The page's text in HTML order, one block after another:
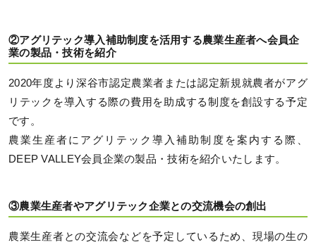
②アグリテック導入補助制度を活用する農業生産者へ会員企
業の製品・技術を紹介
2020年度より深谷市認定農業者または認定新規就農者がアグ
リテックを導入する際の費用を助成する制度を創設する予定
です。
農業生産者にアグリテック導入補助制度を案内する際、
DEEP VALLEY会員企業の製品・技術を紹介いたします。
③農業生産者やアグリテック企業との交流機会の創出
農業生産者との交流会などを予定しているため、現場の生の